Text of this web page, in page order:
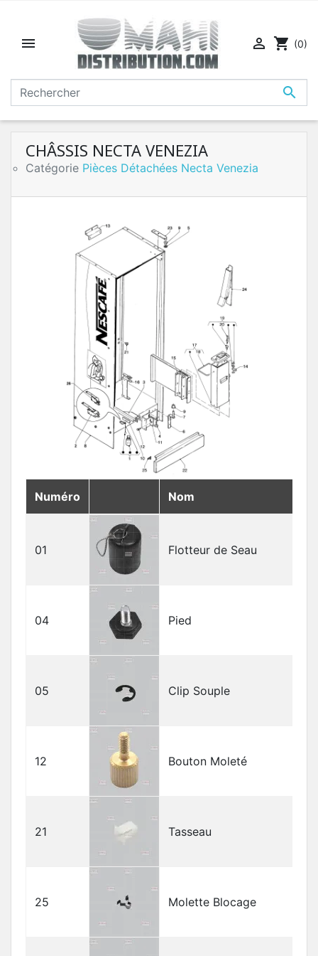


 shopping_cart (0)
CHÂSSIS NECTA VENEZIA
Catégorie Pièces Détachées Necta Venezia
Numéro Nom
01 Flotteur de Seau
04 Pied
05 Clip Souple
12 Bouton Moleté
21 Tasseau
25 Molette Blocage